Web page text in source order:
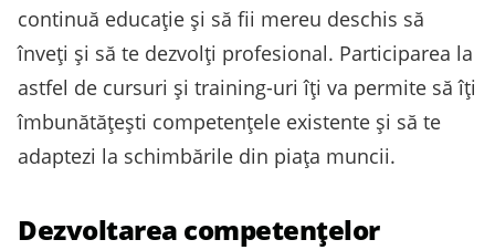
continuă educație și să fii mereu deschis să
înveți și să te dezvolți profesional. Participarea la
astfel de cursuri și training-uri îți va permite să îți
îmbunătățești competențele existente și să te
adaptezi la schimbările din piața muncii.
Dezvoltarea competențelor